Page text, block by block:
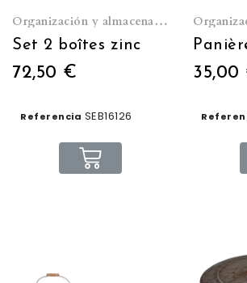
Organización y almacenamiento
Set 2 boîtes zinc
72,50 €
Referencia SEB16126
35,00